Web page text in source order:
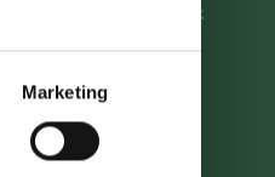
Marketingi Kbh)